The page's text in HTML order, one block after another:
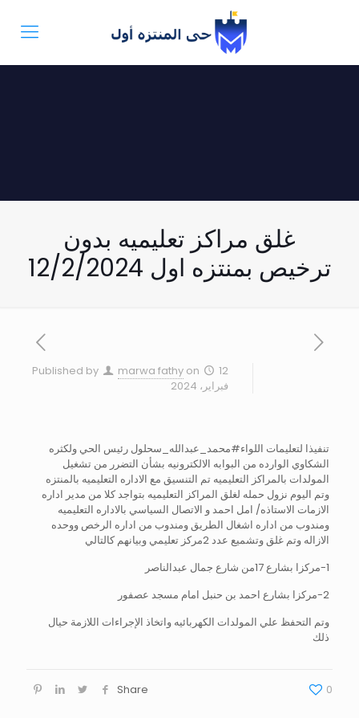
غلق مراكز تعليميه بدون
ترخيص بمنتزه اول 12/2/2024
Published by marwa fathy on
12
فبراير، 2024
تنفيذا لتعليمات اللواء#محمد_عبدالله_سحلول رئيس الحي ولكثره
الشكاوي الوارده من البوابه الالكترونيه بشأن التضرر من تشغيل
المولدات بالمراكز التعليميه تم التنسيق مع الاداره التعليميه بالمنتزه
وتم اليوم نزول حمله لغلق المراكز التعليميه بتواجد كلا من مدير اداره
الازمات الاستاذه/ امل احمد و الاتصال السياسي بالاداره التعليميه
ومندوب من اداره اشغال الطريق ومندوب من اداره الرخص ووحده
الازاله وتم غلق وتشميع عدد 2مركز تعليمي وبيانهم كالتالي
1-مركزا بشارع 17من شارع جمال عبدالناصر
2-مركزا بشارع احمد بن حنبل امام مسجد عصفور
وتم التحفظ علي المولدات الكهربائيه واتخاذ الإجراءات اللازمة حيال
ذلك
Share 0